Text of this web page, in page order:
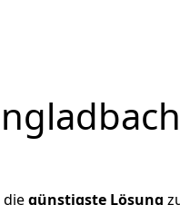
diegünstigste Lösung